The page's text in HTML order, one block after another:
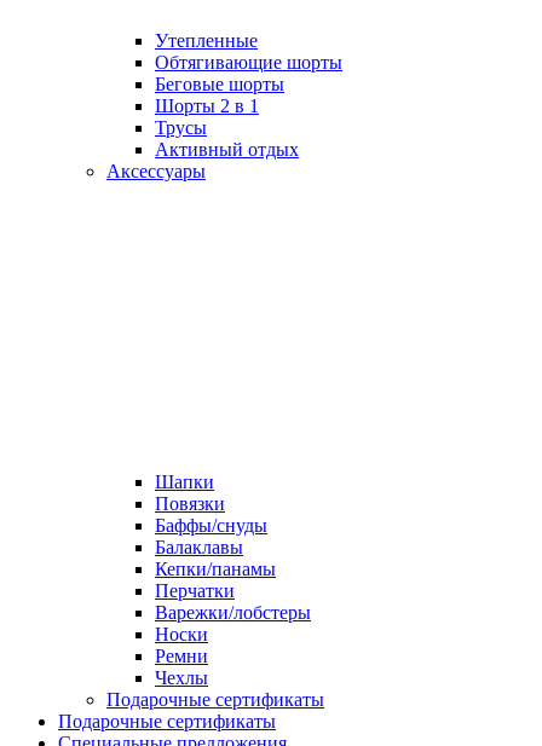
Утепленные
Обтягивающие шорты
Беговые шорты
Шорты 2 в 1
Трусы
Активный отдых
Аксессуары
Шапки
Повязки
Баффы/снуды
Балаклавы
Кепки/панамы
Перчатки
Варежки/лобстеры
Носки
Ремни
Чехлы
Подарочные сертификаты
Подарочные сертификаты